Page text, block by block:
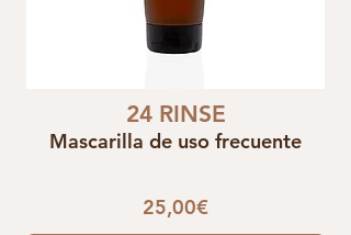
24 RINSE
Mascarilla de uso frecuente
25,00€